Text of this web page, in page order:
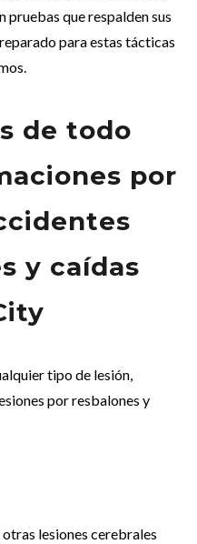
que respalden sus
para estas tácticas
de todo
por
y caídas
tipo de lesión,
por resbalones y
lesiones cerebrales